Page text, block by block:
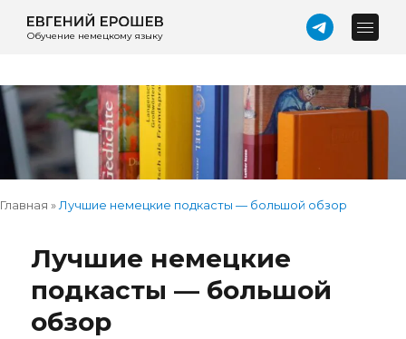
Обучение немецкому языку
Главная »Лучшие немецкие подкасты — большой обзор
Лучшие немецкие
подкасты — большой
обзор